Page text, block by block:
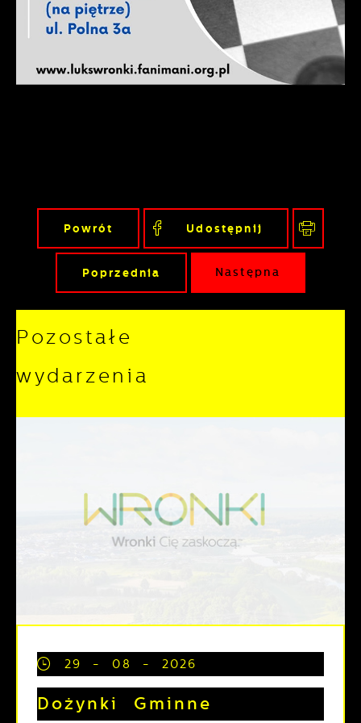
Powrót Udostępnij
Poprzednia Następna
Pozostałe
wydarzenia
29 - 08 - 2026
Dożynki Gminne
gwarantuje dostępność wszystkich
funkcjonalności.
podstawie analizy Twoich upodobań oraz
Twoich zwyczajów dotyczących
przeglądanej witryny internetowej. Treści
promocyjne mogą pojawić się na stronach